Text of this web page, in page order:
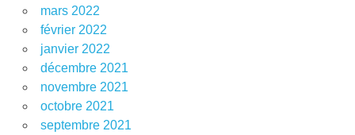
mars 2022
février 2022
janvier 2022
décembre 2021
novembre 2021
octobre 2021
septembre 2021